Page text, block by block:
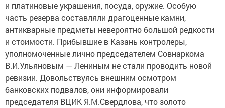
и платиновые украшения, посуда, оружие. Особую
часть резерва составляли драгоценные камни,
антикварные предметы невероятно большой редкости
и стоимости. Прибывшие в Казань контролеры,
уполномоченные лично председателем Совнаркома
В.И.Ульяновым — Лениным не стали проводить новой
ревизии. Довольствуясь внешним осмотром
банковских подвалов, они информировали
председателя ВЦИК Я.М.Свердлова, что золото